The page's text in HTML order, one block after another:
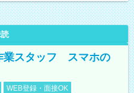
業スタッフ スマホの
WEB登録・面接OK